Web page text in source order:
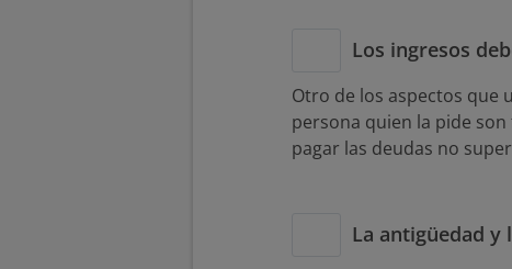
Los ingresos
Otro de los aspectos que
persona quien la pide son
pagar las deudas no
La antigüedad y